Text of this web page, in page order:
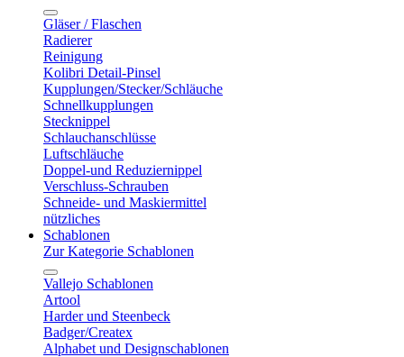
Gläser / Flaschen
Radierer
Reinigung
Kolibri Detail-Pinsel
Kupplungen/Stecker/Schläuche
Schnellkupplungen
Stecknippel
Schlauchanschlüsse
Luftschläuche
Doppel-und Reduziernippel
Verschluss-Schrauben
Schneide- und Maskiermittel
nützliches
Schablonen
Zur Kategorie Schablonen
Vallejo Schablonen
Artool
Harder und Steenbeck
Badger/Createx
Alphabet und Designschablonen